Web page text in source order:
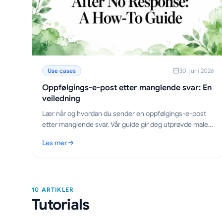
Use cases 30. juni 2026
Oppfølgings-e-post etter manglende svar: En
veiledning
Lær når og hvordan du sender en oppfølgings-e-post
etter manglende svar. Vår guide gir deg utprøvde maler,
Les mer
: Oppfølgings-e-post etter manglende svar: En
10 ARTIKLER
Tutorials